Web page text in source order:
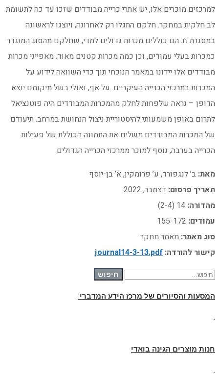
למרכזים מוכרים אלו, יש אתרי כרייה מבודדים שזכו עד כה לתשומת
לב חלקית במחקר. חלקם התגלו רק לאחרונה, ויוצגו לראשונה
במסגרת זו. הם כוללים מכרות גדולים למדי, שחלקם מהסוג המוגדר
כמכרות בעלי עמודים, וכן כמה מכרות קטנים מאוד. מאפייני מכרות
מבודדים אלו יידונו במאמר הנוכחי תוך כדי השוואה לידוע על
המכרות במרכזי הכרייה העיקריים. על אף, ואולי בשל מיקומם יוצא
הדופן – נראה שלפחות לחלק מהמכרות המבודדים היה פוטנציאל
לתרום באופן משמעותי להיסטוריית ניצול הנחושת במרחב. תיעודם
של המכרות המבודדים משלים את התמונה הכוללת של פעילות
הכרייה בערבה, נוסף למוכר ממרכזי הכרייה הגדולים.
מאת: ב’ לנגפורד, ע’ פרומקין, א’ בן-יוסף
תאריך פרסום: דצמבר, 2022
מהדורה:
עמודים: 155-172
סוג מאמר: מאמר מחקר
קישור להורדה: journal14-3-13.pdf
חיפוש עבור: חיפוש
המסעות והסיורים של מרכז הידע המדברי
.
חנות מוצרים הגינה בואדי
.